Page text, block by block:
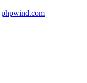
phpwind.com